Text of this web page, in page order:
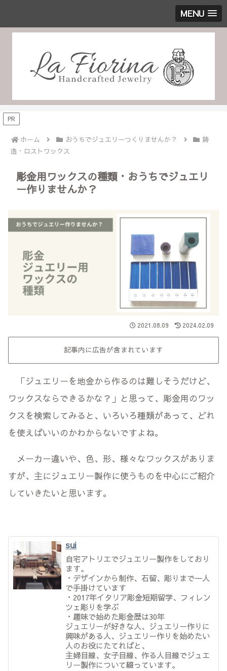
MENU
PR
ホーム おうちでジュエリーつくりませんか？
鋳
造・ロストワックス
彫金用ワックスの種類・おうちでジュエリ
ー作りませんか？
2021.08.09 2024.02.09
記事内に広告が含まれています
「ジュエリーを地金から作るのは難しそうだけど、
ワックスならできるかな？」と思って、彫金用のワッ
クスを検索してみると、いろいろ種類があって、どれ
を使えばいいのかわからないですよね。
メーカー違いや、色、形、様々なワックスがありま
すが、主にジュエリー製作に使うものを中心にご紹介
していきたいと思います。
sui
自宅アトリエでジュエリー製作をしており
ます。
・デザインから制作、石留、彫りまで一人
で手掛けています
・2017年イタリア彫金短期留学、フィレン
ツェ彫りを学ぶ
・趣味で始めた彫金歴は30年
ジュエリーが好きな人、ジュエリー作りに
興味がある人、ジュエリー作りを始めたい
人のお役にたてればと、
主婦目線、女子目線、作る人目線でジュエ
リー製作について綴っています。